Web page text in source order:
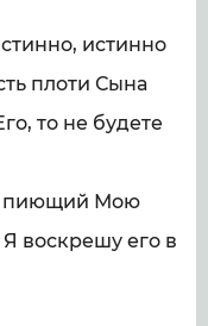
истинно
плоти Сына
то не будете
пиющий Мою
воскрешу его в